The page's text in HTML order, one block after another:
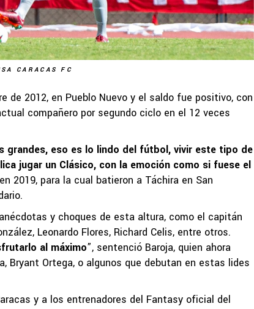
CARACAS FC
de 2012, en Pueblo Nuevo y el saldo fue positivo, con
compañero por segundo ciclo en el 12 veces
grandes, eso es lo lindo del fútbol, vivir este tipo de
jugar un Clásico, con la emoción como si fuese el
2019, para la cual batieron a Táchira en San
y choques de esta altura, como el capitán
Leonardo Flores, Richard Celis, entre otros.
al máximo”, sentenció Baroja, quien ahora
Bryant Ortega, o algunos que debutan en estas lides
y a los entrenadores del Fantasy oficial del